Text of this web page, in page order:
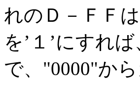
れのＤ－ＦＦ
を’１’にすれ
で、"0000"か